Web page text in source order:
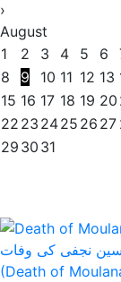
›
August
1
2 3 4 5 6
8
9 10 11 12 13
15 16 17 18 19 20
22 23 2425 26 27
29 30 31
نجفی کی وفات
(Death of